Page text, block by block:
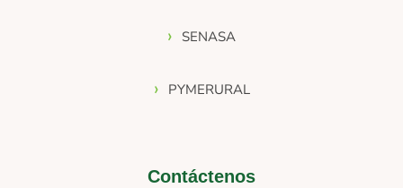
SENASA
PYMERURAL
Contáctenos